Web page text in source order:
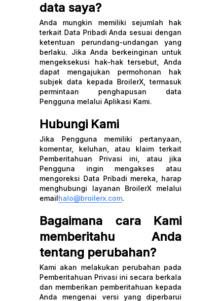
data saya?
Anda mungkin memiliki sejumlah hak
terkait Data Pribadi Anda sesuai dengan
ketentuan perundang-undangan yang
berlaku. Jika Anda berkeinginan untuk
mengeksekusi hak-hak tersebut, Anda
dapat mengajukan permohonan hak
subjek data kepada BroilerX, termasuk
permintaan penghapusan data
Pengguna melalui Aplikasi Kami.
Hubungi Kami
Jika Pengguna memiliki pertanyaan,
komentar, keluhan, atau klaim terkait
Pemberitahuan Privasi ini, atau jika
Pengguna ingin mengakses atau
mengoreksi Data Pribadi mereka, harap
menghubungi layanan BroilerX melalui
emailhalo@broilerx.com.
Bagaimana cara Kami
memberitahu Anda
tentang perubahan?
Kami akan melakukan perubahan pada
Pemberitahuan Privasi ini secara berkala
dan memberikan pemberitahuan kepada
Anda mengenai versi yang diperbarui